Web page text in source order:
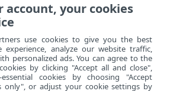
Management 에이전
account, your cookies
use cookies to give you the best
experience, analyze our website traffic,
personalized ads. You can agree to the
by clicking "Accept all and close",
cookies by choosing "Accept
only", or adjust your cookie settings by